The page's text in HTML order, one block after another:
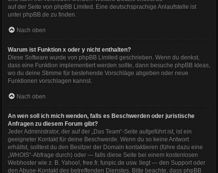
auf der Seite von phpBB Limited. Eine deutschsprachige Anlaufstelle ist
unter phpBB.de zu finden.
Nach oben
Warum ist Funktion x oder y nicht enthalten?
Diese Software wurde von phpBB Limited geschrieben. Wenn du denkst,
dass eine Funktion implementiert werden sollte, dann besuche phpBB Ideas,
wo du deine Stimme für bestehende Vorschläge abgeben oder neue
Funktionen vorschlagen kannst.
Nach oben
An wen soll ich mich wenden, falls es Beschwerden oder juristische
Anfragen zu diesem Forum gibt?
Jeder Administrator, der auf der „Das Team“-Seite aufgeführt ist, ist ein
geeigneter Kontakt für deine Beschwerde. Wenn du so keine Antwort
erhältst, solltest du den Besitzer der Domain kontaktieren (führe dazu eine
„WHOIS“-Abfrage durch) oder — falls diese Seite bei einem kostenlosen
Webhoster wie z. B. Yahoo!, free.fr, funpic.de usw. liegt — den Support oder
den Abuse-Kontakt des betreffenden Dienstes. Bitte beachte, dass phpBB